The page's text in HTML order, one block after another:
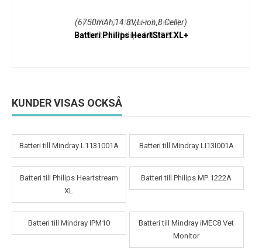
(6750mAh,14.8V,Li-ion,8 Celler)
Batteri Philips HeartStart XL+
KUNDER VISAS OCKSÅ
Batteri till Mindray L1131001A Batteri till Mindray LI13I001A
Batteri till Philips Heartstream
XL
Batteri till Philips MP 1222A
Batteri till Mindray IPM10
Batteri till Mindray iMEC8 Vet
Monitor